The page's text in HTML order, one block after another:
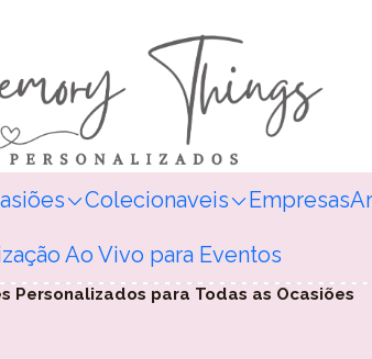
Colecionaveis Empresas
Ao Vivo para Eventos
Personalizados para Todas as Ocasiões